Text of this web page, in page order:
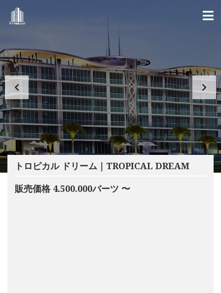
トロピカル ドリーム｜TROPICAL DREAM
販売価格 4.500.000バーツ 〜